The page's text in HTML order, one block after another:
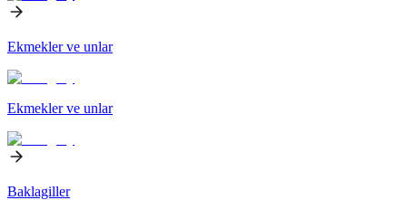
Ekmekler ve unlar
Ekmekler ve unlar
Baklagiller